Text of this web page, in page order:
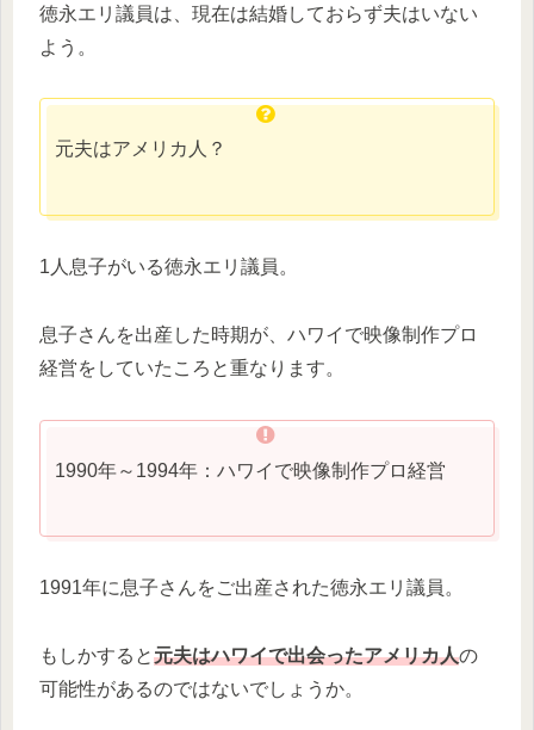
徳永エリ議員は、現在は結婚しておらず夫はいない
よう。
元夫はアメリカ人？
1人息子がいる徳永エリ議員。
息子さんを出産した時期が、ハワイで映像制作プロ
経営をしていたころと重なります。
1990年～1994年：ハワイで映像制作プロ経営
1991年に息子さんをご出産された徳永エリ議員。
もしかすると元夫はハワイで出会ったアメリカ人の
可能性があるのではないでしょうか。